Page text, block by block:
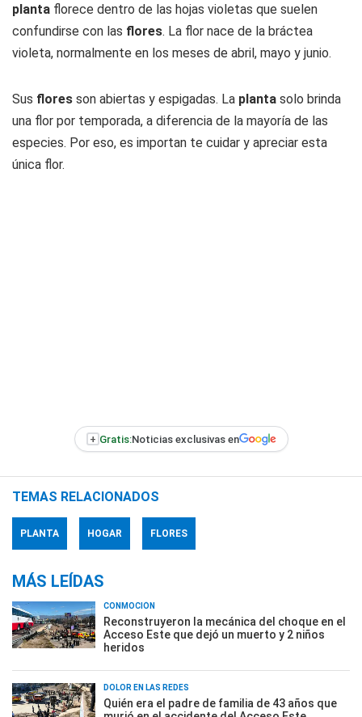
planta florece dentro de las hojas violetas que suelen
confundirse con las flores. La flor nace de la bráctea
violeta, normalmente en los meses de abril, mayo y junio.
Sus flores son abiertas y espigadas. La planta solo brinda
una flor por temporada, a diferencia de la mayoría de las
especies. Por eso, es importan te cuidar y apreciar esta
única flor.
+ Gratis:Noticias exclusivas en
TEMAS RELACIONADOS
PLANTA HOGAR FLORES
MÁS LEÍDAS
CONMOCIÓN
Reconstruyeron la mecánica del choque en el
Acceso Este que dejó un muerto y 2 niños
heridos
DOLOR EN LAS REDES
Quién era el padre de familia de 43 años que